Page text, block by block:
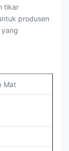
tikar
produsen
Mat